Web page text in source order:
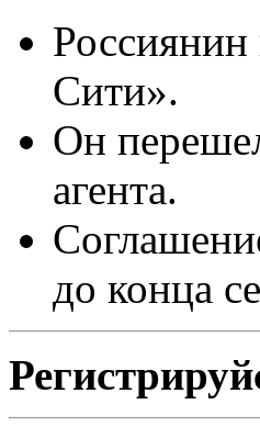
Россиянин
Сити».
Он
агента.
до конца